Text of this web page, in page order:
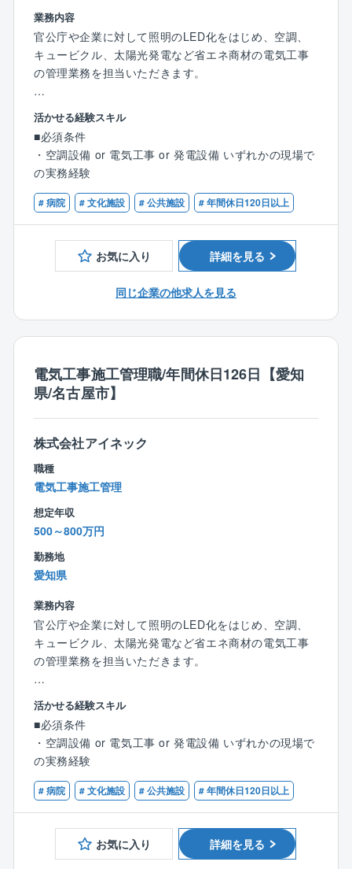
【魅力】
◎上場に向け準備中
近年注目度の高まる再生エネルギーや、省エネルギー
に関わるトータルソリューションを手掛けている同
社。
売り上げ予測100億円超でIPO準備フェーズの貴重な時
期を経験できます。
将来的には、株式上場の中での事業成長の中核を担え
ます！
現在は上場準備に差し掛かっており、さらに事業を拡
大していきます。
◎社会貢献性
自治体、政府が掲げているカーボンニュートラルに対
する提案や避難所づくり等の一助を担える大変社会貢
献性の高い事業に関わることができます。
◎大規模プロジェクトにかかわれる可能性あり
従来の型にとらわれない”未来の街づくり提案”を積極的
に行い、大規模プロジェクトを手掛けた実績が豊富な
同社だからこそ初回の訪問から耳を傾けていただきや
すいのも魅力の1つです。
※プロジェクトの一例
・学校、病院、オフィス、街路灯などのLED照明の切
り替え
・EV自動車の充電スタンドやカーシェアリングの拠点
・快適な室内環境を実現しながら、消費エネルギー
（電力等）のコスト削減
・電力等のエネルギーを見える化し分析のもと、最適
な省エネ化の運用
・自家消費型太陽光発電設備の企画、実行 など..
【同社について】
地方公共団体との取引が99％であり、行政からの信頼
を得る、注目の成長企業です。
省エネ機器（LED照明、高効率空調等）導入のコンサ
ルティングや再生可能エネルギー（自家消費型太陽光
発電）などのクリーンエネルギーの導入を、企画・設
計・導入・維持管理までトータルソリューション提案
できることが同社の強みです。
◎アイネックの特徴
自治体、政府が掲げているカーボンニュートラルに対
する提案や避難所づくり等の一助を担える大変社会貢
献性の高い事業に関われます。
◎企業の安定性
官公庁案件のため、景況感に左右されない
◎他にはない魅力
売り上げ予測100億円超でIPO準備フェーズの貴重な時
期を経験できます。
将来的には、事業成長の中核を担えます。
【働き方】
◎年間休日日数の多さ
年間休日126日かつ土日祝休みの完全週休2日制のた
【配属先について】
代5名・30代6名・40代5名・50代6名）
※他、他部署含めて全95名の社員が在籍。
◎IT化の推進
現在、組織として業務IT化を推進しております。「施
工管理は泥臭い」。
ール導入を促進しております。
同社が担当する工事の施工管理は官公庁発注の大規模
工事が中心で、中には大手メーカーとの協業案件もあ
り、やりがいとスキルアップができる環境です。
【魅力】
◎上場に向け準備中
近年注目度の高まる再生エネルギーや、省エネルギー
に関わるトータルソリューションを手掛けている同
社。
売り上げ予測100億円超でIPO準備フェーズの貴重な時
期を経験できます。
将来的には、株式上場の中での事業成長の中核を担え
ます！
現在は上場準備に差し掛かっており、さらに事業を拡
大していきます。
◎社会貢献性
自治体、政府が掲げているカーボンニュートラルに対
する提案や避難所づくり等の一助を担える大変社会貢
業務内容
官公庁や企業に対して照明のLED化をはじめ、空調、
キュービクル、太陽光発電など省エネ商材の電気工事
の管理業務を担当いただきます。
【担当業務】
・協力業者への発注・打ち合わせ
・工期予定表の作成
・各種建材・資材などの発注
・現場での予算・品質・工期・安全の管理
・検査及び第三者検査への立会い
・完成図書の作成
【業務内容詳細】
取引先の9割以上を官公庁が占めており、愛知県内の病
東京都を中心に関東エリアが主な勤務地となります。
直行直帰も可能です。
【キャリアパス】
入社後は同社の施工管理フローに関する知識を習得→
徐々に担当する施工管理業務の幅を広げながら独り立
ち→将来は施工管理部門の中核としてご活躍いただく
と共に、業務指導や人材育成にも貢献いただきたいと
考えております。
【業務の魅力】
◎社会貢献性
自治体、政府が掲げているカーボンニュートラルに対
する提案や避難所づくり等の一助を担える大変社会貢
献性の高い事業に関われます。
◎企業の安定性
官公庁案件のため、景況感に左右されない
◎他にはない魅力
売り上げ予測100億円超でIPO準備フェーズの貴重な時
期を経験できます。
将来的には、事業成長の中核を担えます。
【働き方】
◎年間休日日数の多さ
年間休日126日かつ土日祝休みの完全週休2日制のた
活かせる経験スキル
■必須条件
・空調設備 or 電気工事 or 発電設備 いずれかの現場で
の実務経験
# 病院 # 文化施設 # 公共施設 # 年間休日120日以上
お気に入り 詳細を見る
同じ企業の他求人を見る
電気工事施工管理職/年間休日126日【愛知
県/名古屋市】
株式会社アイネック
職種
電気工事施工管理
想定年収
500～800万円
勤務地
愛知県
業務内容
官公庁や企業に対して照明のLED化をはじめ、空調、
キュービクル、太陽光発電など省エネ商材の電気工事
の管理業務を担当いただきます。
【担当業務】
・協力業者への発注・打ち合わせ
・工期予定表の作成
・各種建材・資材などの発注
・現場での予算・品質・工期・安全の管理
・検査及び第三者検査への立会い
・完成図書の作成
【業務内容詳細】
活かせる経験スキル
■必須条件
・空調設備 or 電気工事 or 発電設備 いずれかの現場で
の実務経験
# 病院 # 文化施設 # 公共施設 # 年間休日120日以上
お気に入り 詳細を見る